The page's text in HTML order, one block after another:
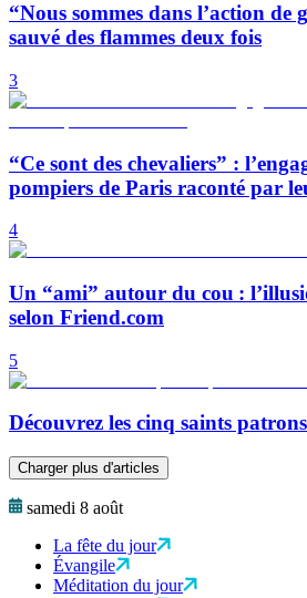
“Nous sommes dans l’action de
sauvé des flammes deux fois
3
“Ce sont des chevaliers” :
pompiers de Paris raconté par
4
Un “ami” autour du cou :
selon Friend.com
5
Découvrez les cinq saints
Charger plus d'articles
samedi 8 août
La fête du jour
Évangile
Méditation du jour